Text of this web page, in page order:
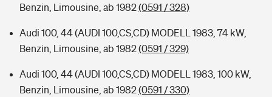
Benzin, Limousine, ab 1982(0591 / 328)
Audi 100, 44 (AUDI 100,CS,CD) MODELL 1983, 74 kW,
Benzin, Limousine, ab 1982(0591 / 329)
Audi 100, 44 (AUDI 100,CS,CD) MODELL 1983, 100 kW,
Benzin, Limousine, ab 1982(0591 / 330)